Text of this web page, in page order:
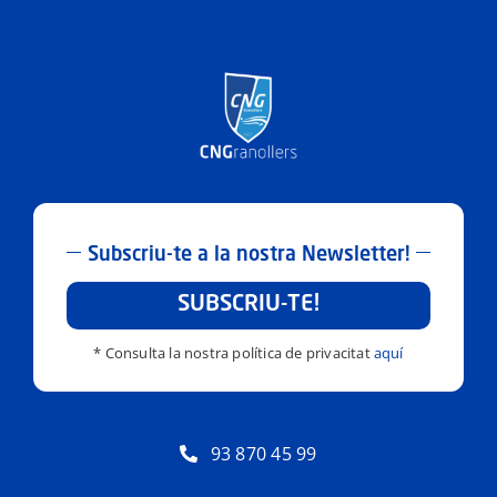
Subscriu-te a la nostra Newsletter!
SUBSCRIU-TE!
* Consulta la nostra política de privacitataquí
93 870 45 99